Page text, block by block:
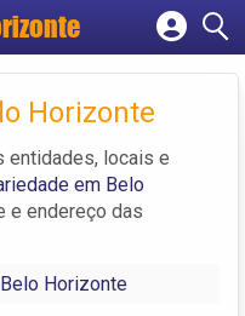
empresa
Horizonte
entidades, locais e
em Belo
e endereço das
Horizonte